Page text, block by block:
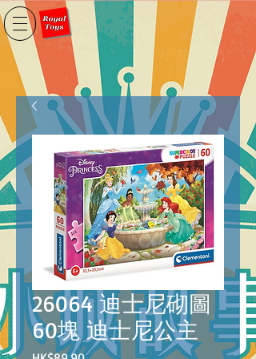
26064 迪士尼砌圖
60塊 迪士尼公主